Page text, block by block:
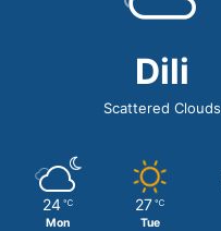
Dili
Scattered Clouds
24 ℃
Mon
27 ℃
Tue